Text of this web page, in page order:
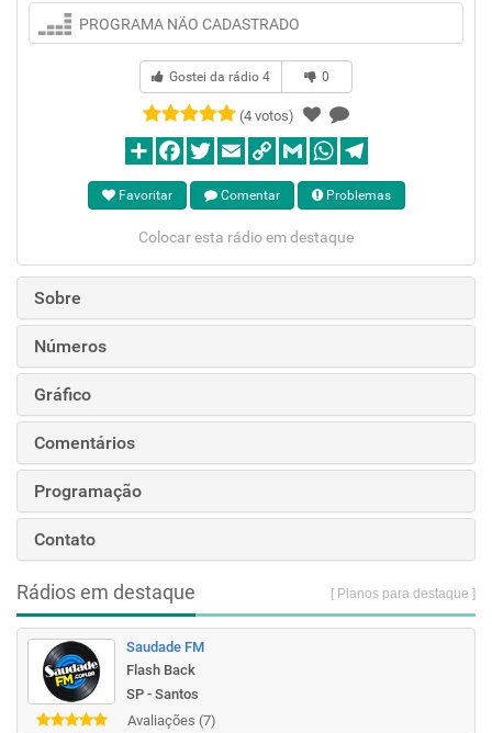
PROGRAMA NÃO CADASTRADO
Gostei da rádio 4 0
(4 votos)
Favoritar Comentar Problemas
Colocar esta rádio em destaque
Sobre
Números
Gráfico
Comentários
Programação
Contato
Rádios em destaque [ Planos para destaque ]
Saudade FM
Flash Back
SP - Santos
Avaliações (7)